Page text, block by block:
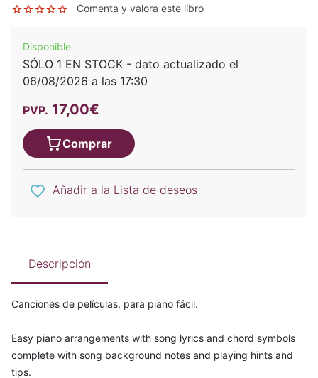
Comenta y valora este libro
Disponible
SÓLO 1 EN STOCK - dato actualizado el
06/08/2026 a las 17:30
PVP. 17,00€
Comprar
Añadir a la Lista de deseos
Descripción
Canciones de películas, para piano fácil.
Easy piano arrangements with song lyrics and chord symbols
complete with song background notes and playing hints and
tips.